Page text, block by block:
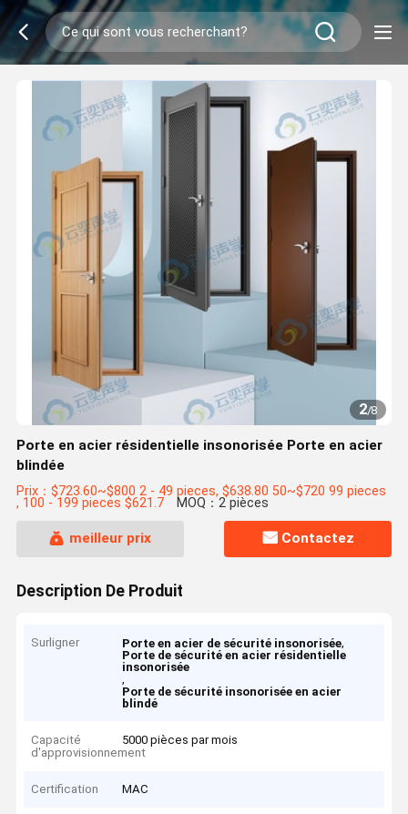
2/8
Porte en acier résidentielle insonorisée Porte en acier
blindée
Prix：$723.60~$800 2 - 49 pieces, $638.80 50~$720 99 pieces
, 100 - 199 pieces $621.7 MOQ：2 pièces
meilleur prix Contactez
Description De Produit
Surligner Porte en acier de sécurité insonorisée,
Porte de sécurité en acier résidentielle
insonorisée
,
Porte de sécurité insonorisée en acier
blindé
Capacité
d'approvisionnement
5000 pièces par mois
Certification MAC